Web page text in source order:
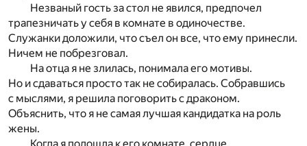
Незваный гость за стол не явился, предпочел
трапезничать у себя в комнате в одиночестве.
Служанки доложили, что съел он все, что ему принесли.
Ничем не побрезговал.
На отца я не злилась, понимала его мотивы.
Но и сдаваться просто так не собиралась. Собравшись
с мыслями, я решила поговорить с драконом.
Объяснить, что я не самая лучшая кандидатка на роль
жены.